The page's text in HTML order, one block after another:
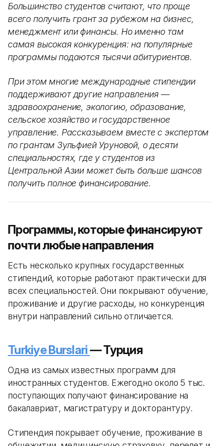
Большинство студентов считают, что проще
всего получить грант за рубежом на бизнес,
менеджмент или финансы. Но именно там
самая высокая конкуренция: на популярные
программы подаются тысячи абитуриентов.
При этом многие международные стипендии
поддерживают другие направления —
здравоохранение, экологию, образование,
сельское хозяйство и государственное
управление. Рассказываем вместе с экспертом
по грантам Зульфией Уруновой, о десяти
специальностях, где у студентов из
Центральной Азии может быть больше шансов
получить полное финансирование.
Программы, которые финансируют
почти любые направления
Есть несколько крупных государственных
стипендий, которые работают практически для
всех специальностей. Они покрывают обучение,
проживание и другие расходы, но конкуренция
внутри направлений сильно отличается.
Turkiye Burslari— Турция
Одна из самых известных программ для
иностранных студентов. Ежегодно около 5 тыс.
поступающих получают финансирование на
бакалавриат, магистратуру и докторантуру.
Стипендия покрывает обучение, проживание в